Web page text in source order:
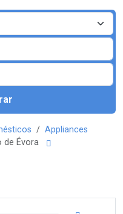
Appliances
de Évora